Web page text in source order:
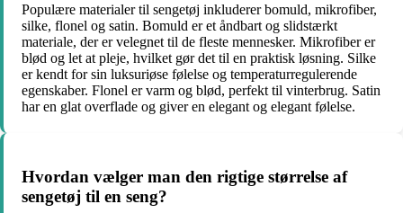
Populære materialer til sengetøj inkluderer bomuld, mikrofiber,
silke, flonel og satin. Bomuld er et åndbart og slidstærkt
materiale, der er velegnet til de fleste mennesker. Mikrofiber er
blød og let at pleje, hvilket gør det til en praktisk løsning. Silke
er kendt for sin luksuriøse følelse og temperaturregulerende
egenskaber. Flonel er varm og blød, perfekt til vinterbrug. Satin
har en glat overflade og giver en elegant og elegant følelse.
Hvordan vælger man den rigtige størrelse af
sengetøj til en seng?